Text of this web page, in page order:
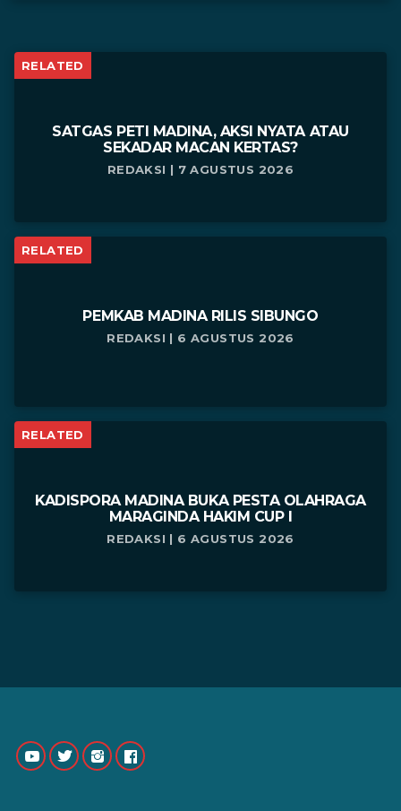
RELATED
SATGAS PETI MADINA, AKSI NYATA ATAU
SEKADAR MACAN KERTAS?
REDAKSI | 7 AGUSTUS 2026
RELATED
PEMKAB MADINA RILIS SIBUNGO
REDAKSI | 6 AGUSTUS 2026
RELATED
KADISPORA MADINA BUKA PESTA OLAHRAGA
MARAGINDA HAKIM CUP I
REDAKSI | 6 AGUSTUS 2026